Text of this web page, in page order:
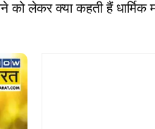
लेकर क्या कहती हैं धार्मिक